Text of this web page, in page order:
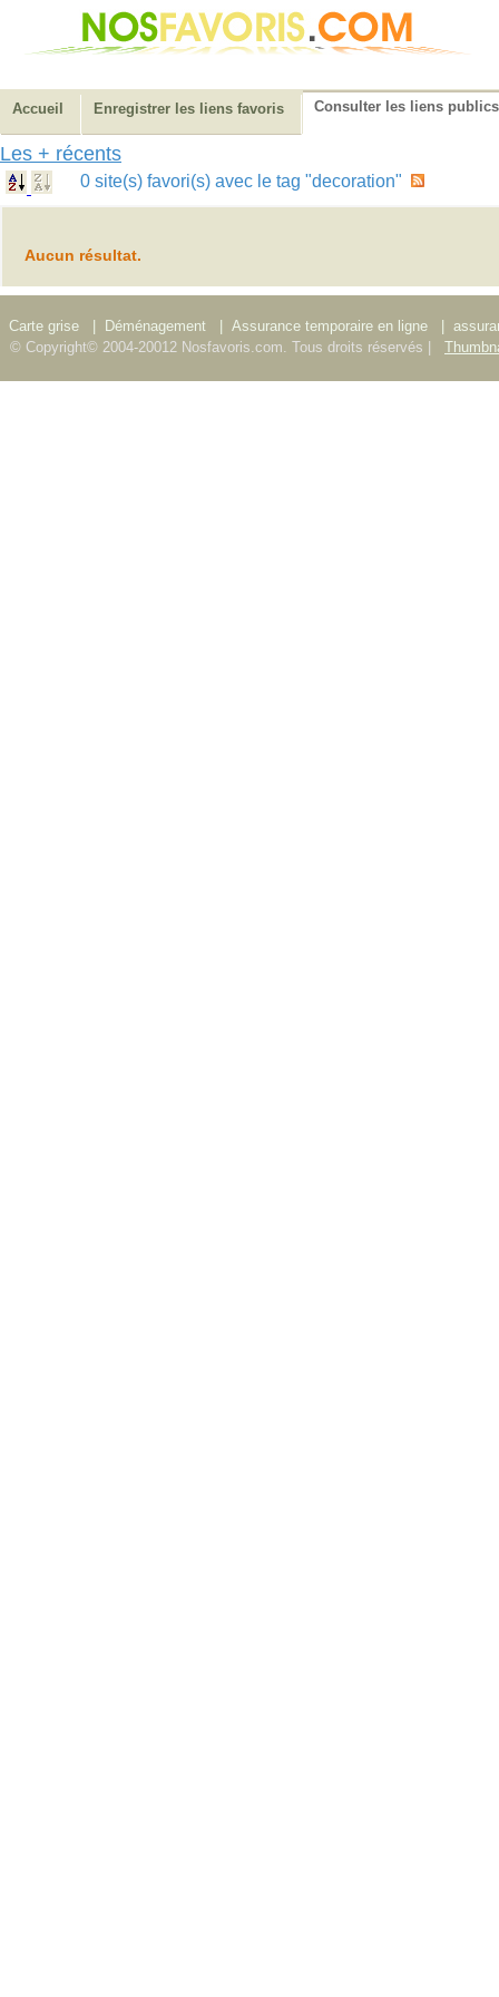
Accueil Enregistrer les liens favoris Consulter les liens publics
Les + récents
0 site(s) favori(s) avec le tag "decoration"
Aucun résultat.
Carte grise Déménagement Assurance temporaire en ligne
© Copyright© 2004-20012 Nosfavoris.com. Tous droits réservés |